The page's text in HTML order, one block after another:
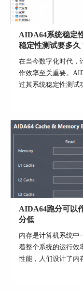
Purpose
用图形处理器计算
个计算程序，评
存，然后与网络
显卡性能。
打开AIDA64后，
卡性能测试界面
Benchmark，运
图
如果用户需要与
result，将结果保
AIDA64系统稳定
稳定性测试要多久
在当今数字化时代，
作效率至关重要。
过其系统稳定性测试
和稳定性。而在进
定性测试勾选哪几个
AIDA64跑分可以
分低
内存是计算机系统中
着整个系统的运行效
性能，人们设计了内
过设计不同的测试